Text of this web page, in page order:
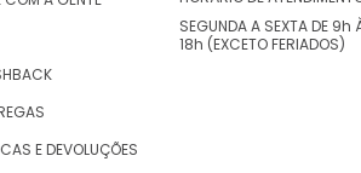
E DEVOLUÇÕES
SEGUNDA A SEXTA DE 9h
18h (EXCETO FERIADOS)